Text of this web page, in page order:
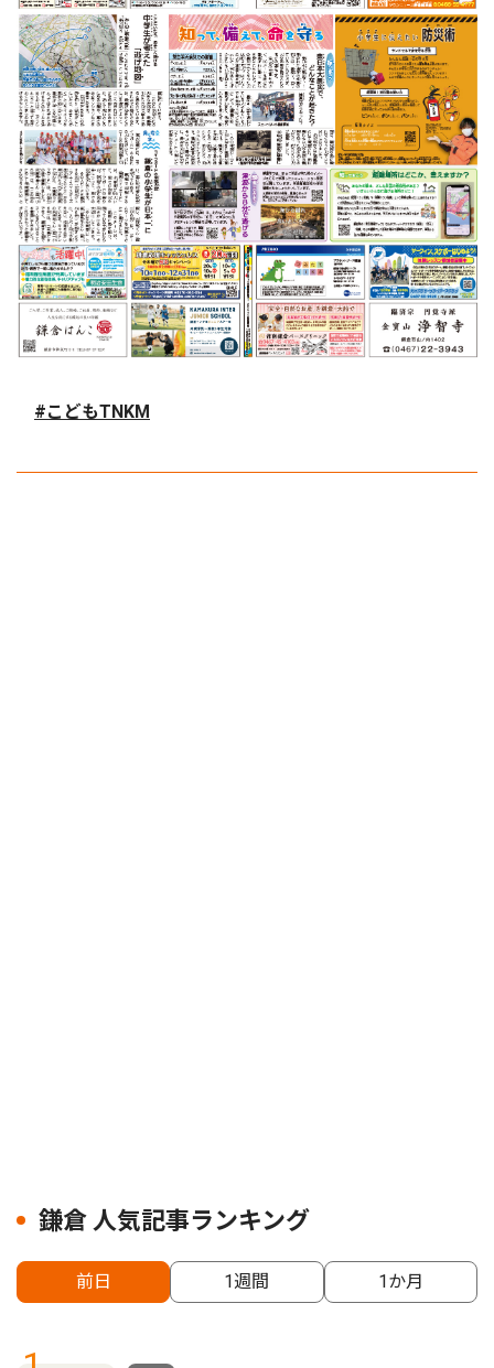
#こどもTNKM
鎌倉 人気記事ランキング
前日 1週間 1か月